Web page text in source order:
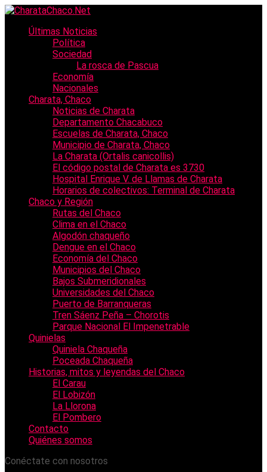
Últimas Noticias
Política
Sociedad
La rosca de Pascua
Economía
Nacionales
Charata, Chaco
Noticias de Charata
Departamento Chacabuco
Escuelas de Charata, Chaco
Municipio de Charata, Chaco
La Charata (Ortalis canicollis)
El código postal de Charata es 3730
Hospital Enrique V. de Llamas de Charata
Horarios de colectivos: Terminal de Charata
Chaco y Región
Rutas del Chaco
Clima en el Chaco
Algodón chaqueño
Dengue en el Chaco
Economía del Chaco
Municipios del Chaco
Bajos Submeridionales
Universidades del Chaco
Puerto de Barranqueras
Tren Sáenz Peña – Chorotis
Parque Nacional El Impenetrable
Quinielas
Quiniela Chaqueña
Poceada Chaqueña
Historias, mitos y leyendas del Chaco
El Carau
El Lobizón
La Llorona
El Pombero
Contacto
Quiénes somos
Conéctate con nosotros